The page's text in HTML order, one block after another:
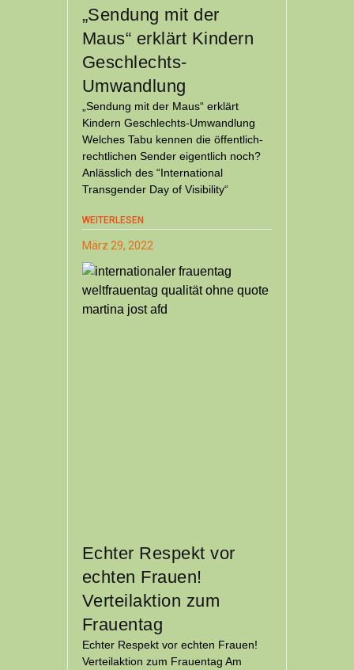
„Sendung mit der
Maus“ erklärt Kindern
Geschlechts-
Umwandlung
„Sendung mit der Maus“ erklärt
Kindern Geschlechts-Umwandlung
Welches Tabu kennen die öffentlich-
rechtlichen Sender eigentlich noch?
Anlässlich des “International
Transgender Day of Visibility“
WEITERLESEN
März 29, 2022
Echter Respekt vor
echten Frauen!
Verteilaktion zum
Frauentag
Echter Respekt vor echten Frauen!
Verteilaktion zum Frauentag Am